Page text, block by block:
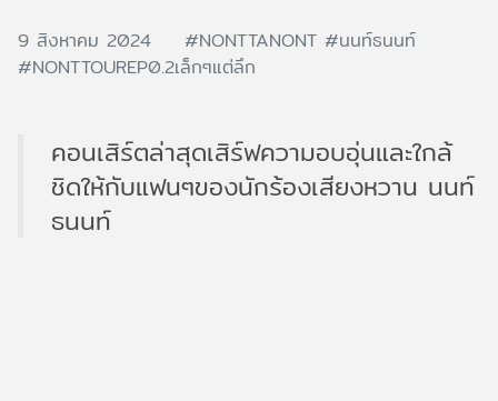
9 สิงหาคม 2024 #NONTTANONT #นนท์ธนนท์
#NONTTOUREP0.2เล็กๆแต่ลึก
คอนเสิร์ตล่าสุดเสิร์ฟความอบอุ่นและใกล้
ชิดให้กับแฟนๆของนักร้องเสียงหวาน นนท์
ธนนท์